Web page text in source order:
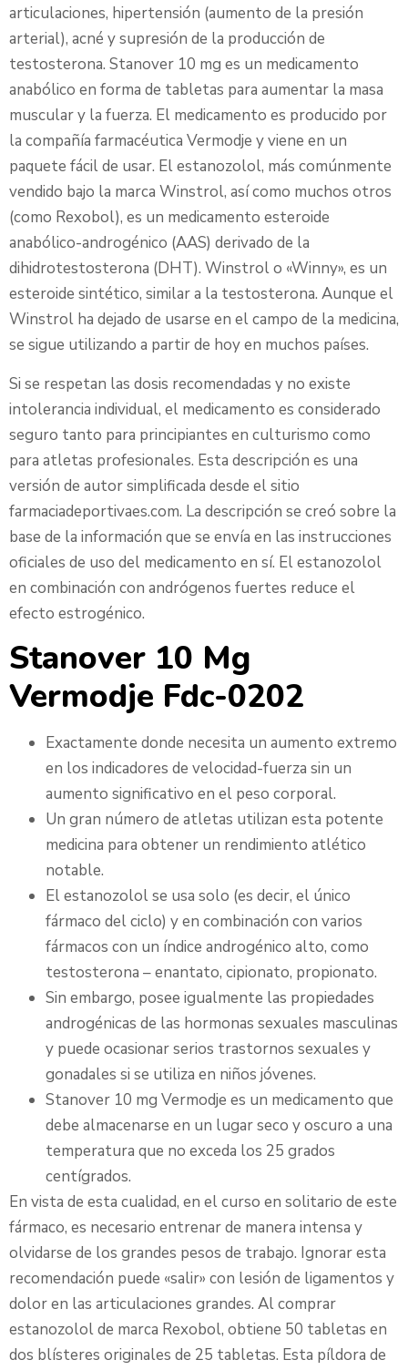
articulaciones, hipertensión (aumento de la presión
arterial), acné y supresión de la producción de
testosterona. Stanover 10 mg es un medicamento
anabólico en forma de tabletas para aumentar la masa
muscular y la fuerza. El medicamento es producido por
la compañía farmacéutica Vermodje y viene en un
paquete fácil de usar. El estanozolol, más comúnmente
vendido bajo la marca Winstrol, así como muchos otros
(como Rexobol), es un medicamento esteroide
anabólico-androgénico (AAS) derivado de la
dihidrotestosterona (DHT). Winstrol o «Winny», es un
esteroide sintético, similar a la testosterona. Aunque el
Winstrol ha dejado de usarse en el campo de la medicina,
se sigue utilizando a partir de hoy en muchos países.
Si se respetan las dosis recomendadas y no existe
intolerancia individual, el medicamento es considerado
seguro tanto para principiantes en culturismo como
para atletas profesionales. Esta descripción es una
versión de autor simplificada desde el sitio
farmaciadeportivaes.com. La descripción se creó sobre la
base de la información que se envía en las instrucciones
oficiales de uso del medicamento en sí. El estanozolol
en combinación con andrógenos fuertes reduce el
efecto estrogénico.
Stanover 10 Mg
Vermodje Fdc-0202
Exactamente donde necesita un aumento extremo
en los indicadores de velocidad-fuerza sin un
aumento significativo en el peso corporal.
Un gran número de atletas utilizan esta potente
medicina para obtener un rendimiento atlético
notable.
El estanozolol se usa solo (es decir, el único
fármaco del ciclo) y en combinación con varios
fármacos con un índice androgénico alto, como
testosterona – enantato, cipionato, propionato.
Sin embargo, posee igualmente las propiedades
androgénicas de las hormonas sexuales masculinas
y puede ocasionar serios trastornos sexuales y
gonadales si se utiliza en niños jóvenes.
Stanover 10 mg Vermodje es un medicamento que
debe almacenarse en un lugar seco y oscuro a una
temperatura que no exceda los 25 grados
centígrados.
En vista de esta cualidad, en el curso en solitario de este
fármaco, es necesario entrenar de manera intensa y
olvidarse de los grandes pesos de trabajo. Ignorar esta
recomendación puede «salir» con lesión de ligamentos y
dolor en las articulaciones grandes. Al comprar
estanozolol de marca Rexobol, obtiene 50 tabletas en
dos blísteres originales de 25 tabletas. Esta píldora de